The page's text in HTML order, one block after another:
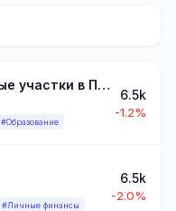
GOOD-ZEM – земельные участки в Подмосковье
#Образование
6.5k
-1.2%
#Личные финансы
6.5k
-2.0%